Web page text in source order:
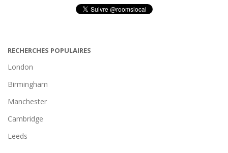
RECHERCHES POPULAIRES
London
Birmingham
Manchester
Cambridge
Leeds